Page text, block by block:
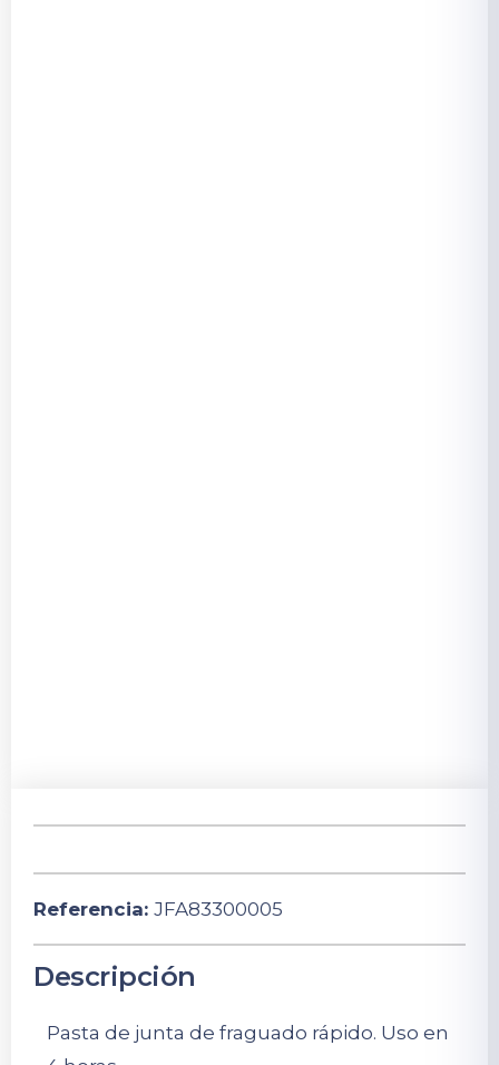
Referencia: JFA83300005
Descripción
Pasta de junta de fraguado rápido. Uso en